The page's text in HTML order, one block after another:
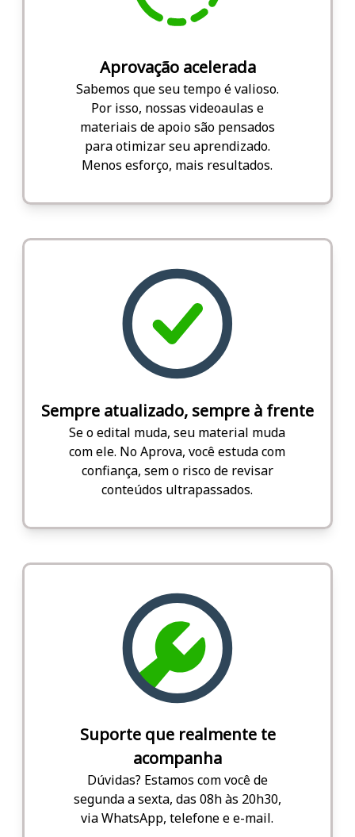
Aprovação acelerada
Sabemos que seu tempo é valioso.
Por isso, nossas videoaulas e
materiais de apoio são pensados
para otimizar seu aprendizado.
Menos esforço, mais resultados.
Sempre atualizado, sempre à frente
Se o edital muda, seu material muda
com ele. No Aprova, você estuda com
confiança, sem o risco de revisar
conteúdos ultrapassados.
Suporte que realmente te
acompanha
Dúvidas? Estamos com você de
segunda a sexta, das 08h às 20h30,
via WhatsApp, telefone e e-mail.